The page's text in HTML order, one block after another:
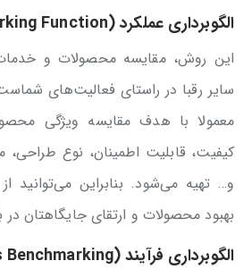
الگوبرداری عملکرد (Benchmarking Function)
این روش، مقایسه محصولات و
سایر رقبا در راستای فعالیت‌های
معمولا با هدف مقایسه ویژگی‌
کیفیت، قابلیت اطمینان، نوع
و… تهیه می‌شود. بنابراین می‌توانید
بهبود محصولات و ارتقای جایگاهتان در
الگوبرداری فرآیند (Process Benchmarking)